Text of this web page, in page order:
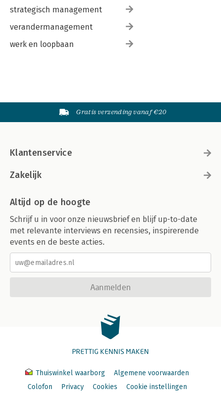
strategisch management
verandermanagement
werk en loopbaan
Gratis verzending vanaf €20
Klantenservice
Zakelijk
Altijd op de hoogte
Schrijf u in voor onze nieuwsbrief en blijf up-to-date
met relevante interviews en recensies, inspirerende
events en de beste acties.
Aanmelden
PRETTIG KENNIS MAKEN
Thuiswinkel waarborg
Algemene voorwaarden
Colofon
Privacy Cookies Cookie instellingen